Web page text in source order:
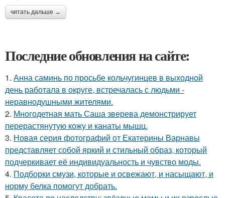
читать дальше →
Последние обновления на сайте:
1. Анна саминь по просьбе кольчугинцев в выходной
день работала в округе, встречалась с людьми -
неравнодушными жителями.
2. Многодетная мать Саша зверева демонстрирует
перерастянутую кожу и канаты мышц.
3. Новая серия фотографий от Екатерины Варнавы
представляет собой яркий и стильный образ, который
подчеркивает её индивидуальность и чувство моды.
4. Подборки смузи, которые и освежают, и насыщают, и
норму белка помогут добрать.